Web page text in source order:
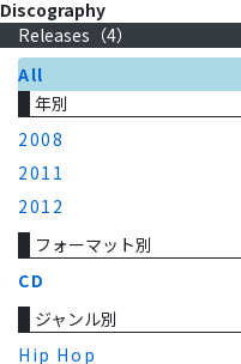
Discography
Releases（4）
All
年別
2008
2011
2012
フォーマット別
CD
ジャンル別
Hip Hop